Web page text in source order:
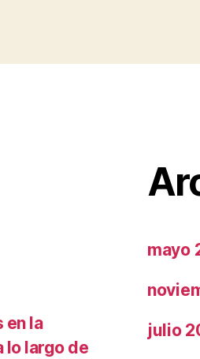
en la
lo largo de
mayo
julio